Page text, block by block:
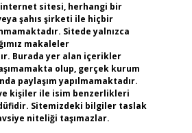
internet sitesi, herhangi bir
şahıs şirketi ile hiçbir
Sitede yalnızca
makaleler
Burada yer alan içerikler
olup, gerçek kurum
paylaşım yapılmamaktadır.
kişiler ile isim benzerlikleri
Sitemizdeki bilgiler taslak
niteliği taşımazlar.